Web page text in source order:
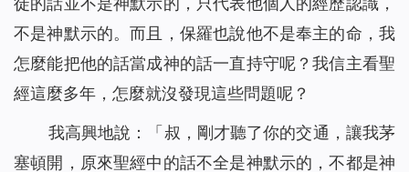
不是神默示的。而且，保羅也說他不是奉主的命，我
怎麼能把他的話當成神的話一直持守呢？我信主看聖
經這麼多年，怎麼就沒發現這些問題呢？
我高興地說：「叔，剛才聽了你的交通，讓我茅
塞頓開，原來聖經中的話不全是神默示的，不都是神